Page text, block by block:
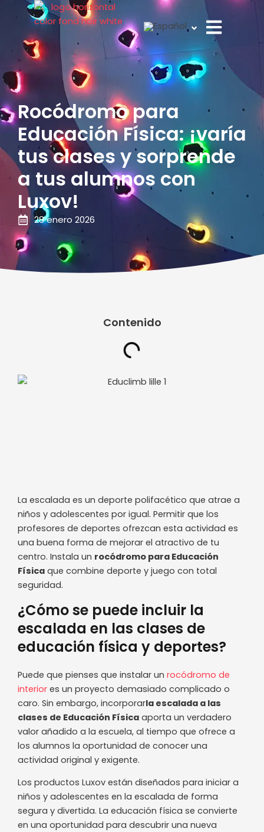
contenido
Rocódromo para
Educación Física: ¡varía
tus clases y sorprende
a tus alumnos con
Luxov!
28 enero 2026
Contenido
La escalada es un deporte polifacético que atrae a
niños y adolescentes por igual. Permitir que los
profesores de deportes ofrezcan esta actividad es
una buena forma de mejorar el atractivo de tu
centro. Instala un rocódromo para Educación
Física que combine deporte y juego con total
seguridad.
¿Cómo se puede incluir la
escalada en las clases de
educación física y deportes?
Puede que pienses que instalar un rocódromo de
interior es un proyecto demasiado complicado o
caro. Sin embargo, incorporarla escalada a las
clases de Educación Física aporta un verdadero
valor añadido a la escuela, al tiempo que ofrece a
los alumnos la oportunidad de conocer una
actividad original y exigente.
Los productos Luxov están diseñados para iniciar a
niños y adolescentes en la escalada de forma
segura y divertida. La educación física se convierte
en una oportunidad para descubrir una nueva